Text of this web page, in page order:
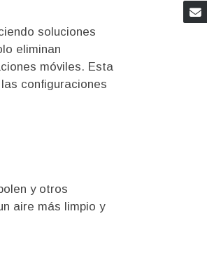
soluciones
eliminan
móviles. Esta
configuraciones
y otros
aire más limpio y